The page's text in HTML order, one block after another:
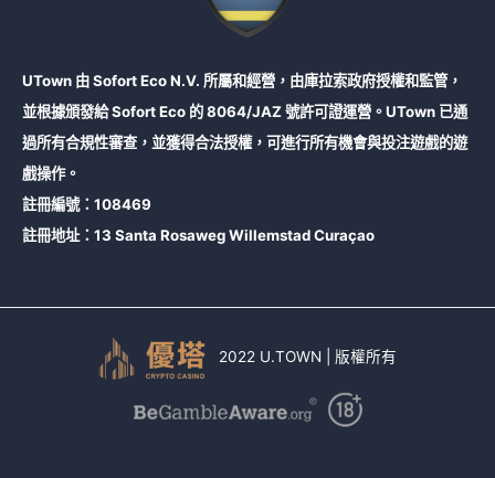
UTown 由 Sofort Eco N.V. 所屬和經營，由庫拉索政府授權和監管，
並根據頒發給 Sofort Eco 的 8064/JAZ 號許可證運營。UTown 已通
過所有合規性審查，並獲得合法授權，可進行所有機會與投注遊戲的遊
戲操作。
註冊編號：108469
註冊地址：13 Santa Rosaweg Willemstad Curaçao
2022 U.TOWN | 版權所有